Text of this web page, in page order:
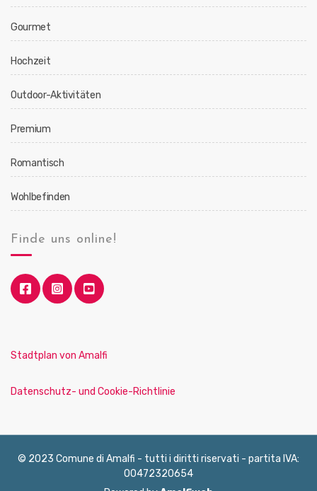
Gourmet
Hochzeit
Outdoor-Aktivitäten
Premium
Romantisch
Wohlbefinden
Finde uns online!
Stadtplan von Amalfi
Datenschutz- und Cookie-Richtlinie
© 2023 Comune di Amalfi - tutti i diritti riservati - partita IVA:
00472320654